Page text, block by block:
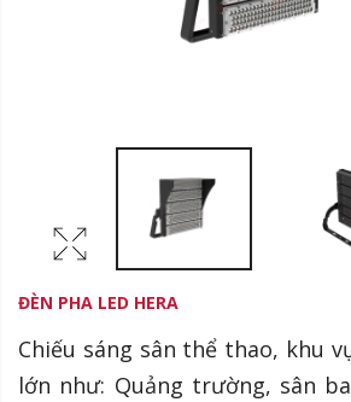
ĐÈN PHA LED HERA
Chiếu sáng sân thể thao, khu
lớn như: Quảng trường, sân